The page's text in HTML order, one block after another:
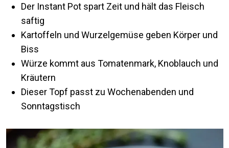
Der Instant Pot spart Zeit und hält das Fleisch
saftig
Kartoffeln und Wurzelgemüse geben Körper und
Biss
Würze kommt aus Tomatenmark, Knoblauch und
Kräutern
Dieser Topf passt zu Wochenabenden und
Sonntagstisch